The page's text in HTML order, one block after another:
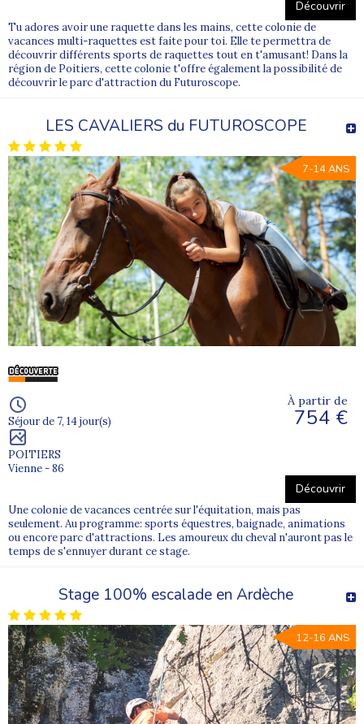
Découvrir
Tu adores avoir une raquette dans les mains, cette colonie de
vacances multi-raquettes est faite pour toi. Elle te permettra de
découvrir différents sports de raquettes tout en t'amusant! Dans la
région de Poitiers, cette colonie t'offre également la possibilité de
découvrir le parc d'attraction du Futuroscope.
LES CAVALIERS du FUTUROSCOPE
7-14 ANS
Séjour de 7, 14 jour(s)
POITIERS
Vienne - 86
À partir de
754 €
Découvrir
Une colonie de vacances centrée sur l'équitation, mais pas
seulement. Au programme: sports équestres, baignade, animations
ou encore parc d'attractions. Les amoureux du cheval n'auront pas le
temps de s'ennuyer durant ce stage.
Stage 100% escalade en Ardèche
12-16 ANS